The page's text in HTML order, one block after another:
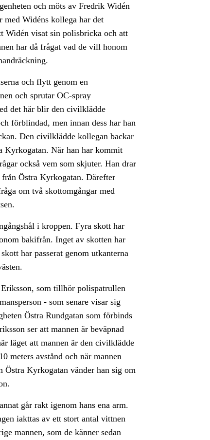
och möts av Fredrik Widén
Widéns kollega har det
Widén visat sin polisbricka och att
har då frågat vad de vill honom
och flytt genom en
och sprutar OC-spray
det här blir den civilklädde
förblindad, men innan dess har han
Den civilklädde kollegan backar
Kyrkogatan. När han har kommit
också vem som skjuter. Han drar
Östra Kyrkogatan. Därefter
om två skottomgångar med
i kroppen. Fyra skott har
bakifrån. Inget av skotten har
har passerat genom utkanterna
som tillhör polispatrullen
- som senare visar sig
Östra Rundgatan som förbinds
ser att mannen är beväpnad
läget att mannen är den civilklädde
meters avstånd och när mannen
Östra Kyrkogatan vänder han sig om
går rakt igenom hans ena arm.
iakttas av ett stort antal vittnen
mannen, som de känner sedan